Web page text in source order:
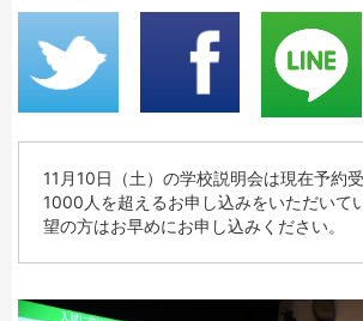
11月10日（土）の学校説明会は現在予約
1000人を超えるお申し込みをいただいて
望の方はお早めにお申し込みください。